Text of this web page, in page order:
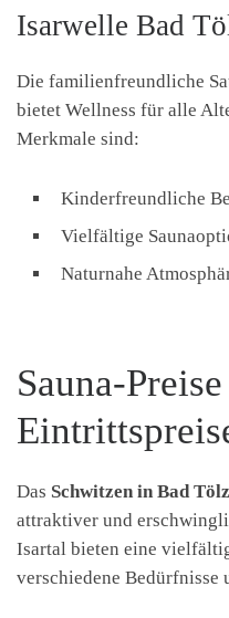
Isarwelle Bad
Die familienfreundliche
bietet Wellness für alle
Merkmale sind:
Kinderfreundliche
Vielfältige
Naturnahe
Sauna-
Das Schwitzen in Bad Tölz
attraktiver und
Isartal bieten eine
verschiedene Bedürfnisse